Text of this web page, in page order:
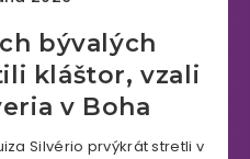
bývalých
kláštor, vzali
v Boha
Silvério prvýkrát stretli v